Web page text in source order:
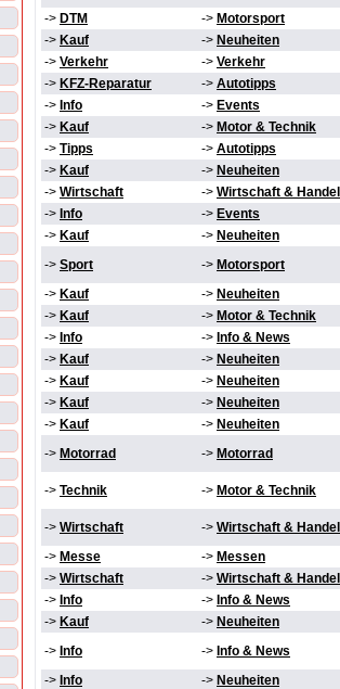
-> DTM -> Motorsport
-> Kauf -> Neuheiten
-> Verkehr -> Verkehr
-> KFZ-Reparatur -> Autotipps
-> Info -> Events
-> Kauf -> Motor & Technik
-> Tipps -> Autotipps
-> Kauf -> Neuheiten
-> Wirtschaft -> Wirtschaft & Handel
-> Info -> Events
-> Kauf -> Neuheiten
-> Sport -> Motorsport
-> Kauf -> Neuheiten
-> Kauf -> Motor & Technik
-> Info -> Info & News
-> Kauf -> Neuheiten
-> Kauf -> Neuheiten
-> Kauf -> Neuheiten
-> Kauf -> Neuheiten
-> Motorrad -> Motorrad
-> Technik -> Motor & Technik
-> Wirtschaft -> Wirtschaft & Handel
-> Messe -> Messen
-> Wirtschaft -> Wirtschaft & Handel
-> Info -> Info & News
-> Kauf -> Neuheiten
-> Info -> Info & News
-> Info -> Neuheiten